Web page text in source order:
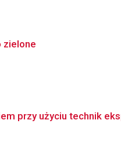
zielone
przy użyciu technik